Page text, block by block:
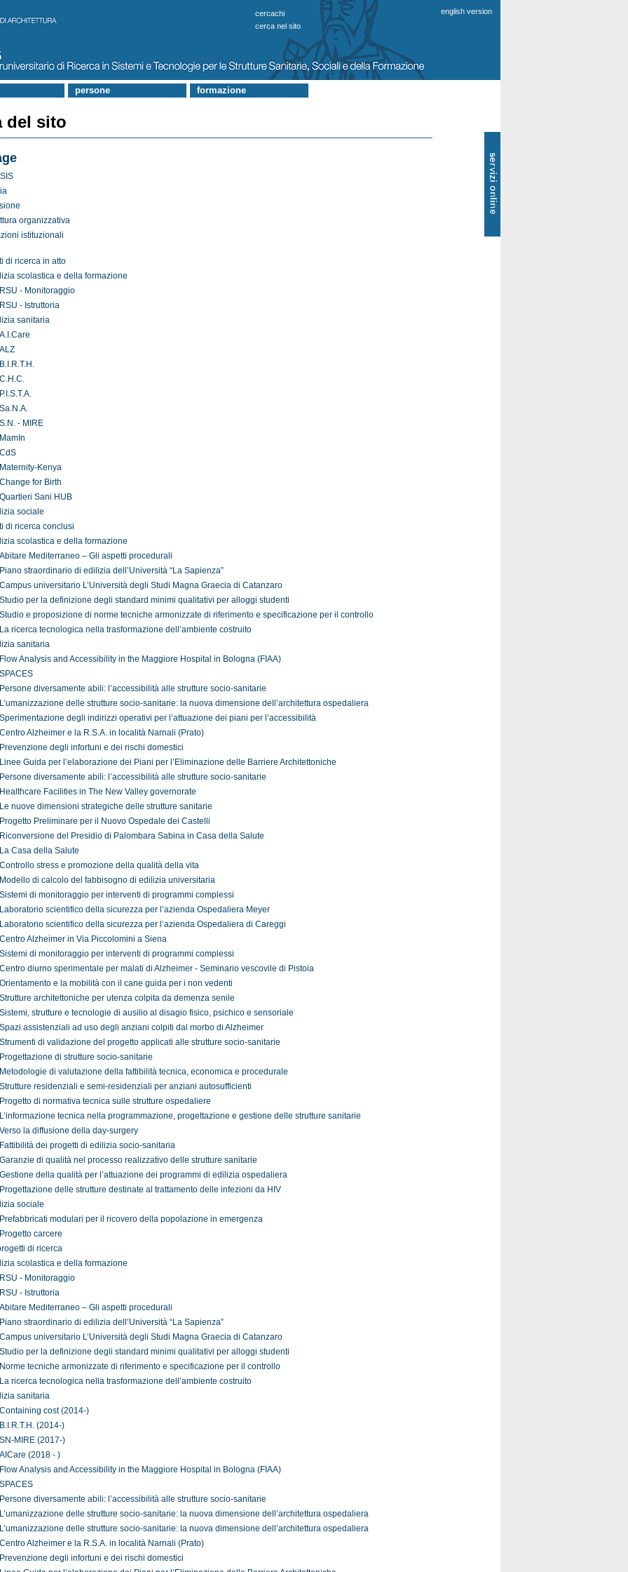
english version
cercachi
cerca nel sito
Servizi
online
persone formazione
del sito
organizzativa
istituzionali
di ricerca in atto
scolastica e della formazione
RSU - Monitoraggio
RSU - Istruttoria
sanitaria
A.I.Care
ALZ
B.I.R.T.H.
C.H.C.
P.I.S.T.A.
Sa.N.A.
S.N. - MIRE
MamIn
CdS
Maternity-Kenya
Change for Birth
Quartieri Sani HUB
sociale
di ricerca conclusi
scolastica e della formazione
Abitare Mediterraneo – Gli aspetti procedurali
Piano straordinario di edilizia dell’Università “La Sapienza”
Campus universitario L’Università degli Studi Magna Graecia di Catanzaro
Studio per la definizione degli standard minimi qualitativi per alloggi studenti
Studio e proposizione di norme tecniche armonizzate di riferimento e specificazione per il controllo
La ricerca tecnologica nella trasformazione dell’ambiente costruito
sanitaria
Flow Analysis and Accessibility in the Maggiore Hospital in Bologna (FIAA)
SPACES
Persone diversamente abili: l’accessibilità alle strutture socio-sanitarie
L’umanizzazione delle strutture socio-sanitarie: la nuova dimensione dell’architettura ospedaliera
Sperimentazione degli indirizzi operativi per l’attuazione dei piani per l’accessibilità
Centro Alzheimer e la R.S.A. in località Narnali (Prato)
Prevenzione degli infortuni e dei rischi domestici
Linee Guida per l’elaborazione dei Piani per l’Eliminazione delle Barriere Architettoniche
Persone diversamente abili: l’accessibilità alle strutture socio-sanitarie
Healthcare Facilities in The New Valley governorate
Le nuove dimensioni strategiche delle strutture sanitarie
Progetto Preliminare per il Nuovo Ospedale dei Castelli
Riconversione del Presidio di Palombara Sabina in Casa della Salute
La Casa della Salute
Controllo stress e promozione della qualità della vita
Modello di calcolo del fabbisogno di edilizia universitaria
Sistemi di monitoraggio per interventi di programmi complessi
Laboratorio scientifico della sicurezza per l’azienda Ospedaliera Meyer
Laboratorio scientifico della sicurezza per l’azienda Ospedaliera di Careggi
Centro Alzheimer in Via Piccolomini a Siena
Sistemi di monitoraggio per interventi di programmi complessi
Centro diurno sperimentale per malati di Alzheimer - Seminario vescovile di Pistoia
Orientamento e la mobilità con il cane guida per i non vedenti
Strutture architettoniche per utenza colpita da demenza senile
Sistemi, strutture e tecnologie di ausilio al disagio fisico, psichico e sensoriale
Spazi assistenziali ad uso degli anziani colpiti dal morbo di Alzheimer
Strumenti di validazione del progetto applicati alle strutture socio-sanitarie
Progettazione di strutture socio-sanitarie
Metodologie di valutazione della fattibilità tecnica, economica e procedurale
Strutture residenziali e semi-residenziali per anziani autosufficienti
Progetto di normativa tecnica sulle strutture ospedaliere
L’informazione tecnica nella programmazione, progettazione e gestione delle strutture sanitarie
Verso la diffusione della day-surgery
Fattibilità dei progetti di edilizia socio-sanitaria
Garanzie di qualità nel processo realizzativo delle strutture sanitarie
Gestione della qualità per l’attuazione dei programmi di edilizia ospedaliera
Progettazione delle strutture destinate al trattamento delle infezioni da HIV
sociale
Prefabbricati modulari per il ricovero della popolazione in emergenza
Progetto carcere
di ricerca
scolastica e della formazione
RSU - Monitoraggio
RSU - Istruttoria
Abitare Mediterraneo – Gli aspetti procedurali
Piano straordinario di edilizia dell’Università “La Sapienza”
Campus universitario L’Università degli Studi Magna Graecia di Catanzaro
Studio per la definizione degli standard minimi qualitativi per alloggi studenti
Norme tecniche armonizzate di riferimento e specificazione per il controllo
La ricerca tecnologica nella trasformazione dell’ambiente costruito
sanitaria
Containing cost (2014-)
B.I.R.T.H. (2014-)
SN-MIRE (2017-)
AICare (2018 - )
Flow Analysis and Accessibility in the Maggiore Hospital in Bologna (FIAA)
SPACES
Persone diversamente abili: l’accessibilità alle strutture socio-sanitarie
L’umanizzazione delle strutture socio-sanitarie: la nuova dimensione dell’architettura ospedaliera
L’umanizzazione delle strutture socio-sanitarie: la nuova dimensione dell’architettura ospedaliera
Centro Alzheimer e la R.S.A. in località Narnali (Prato)
Prevenzione degli infortuni e dei rischi domestici